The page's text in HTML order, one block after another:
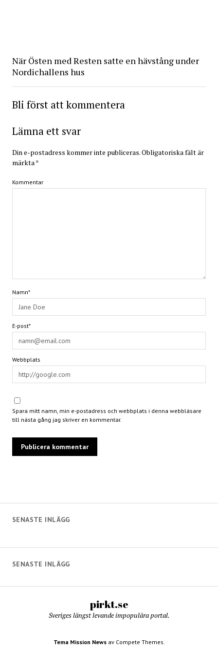
SENASTE INLÄGG
När Östen med Resten satte en hävstång under
Nordichallens hus
Bli först att kommentera
Lämna ett svar
Din e-postadress kommer inte publiceras.Obligatoriska fält är
märkta*
Kommentar
Namn*
E-post*
Webbplats
Spara mitt namn, min e-postadress och webbplats i denna webbläsare
till nästa gång jag skriver en kommentar.
SENASTE INLÄGG
pirkt.se
Sveriges längst levande impopulära portal.
Tema Mission Newsav Compete Themes.